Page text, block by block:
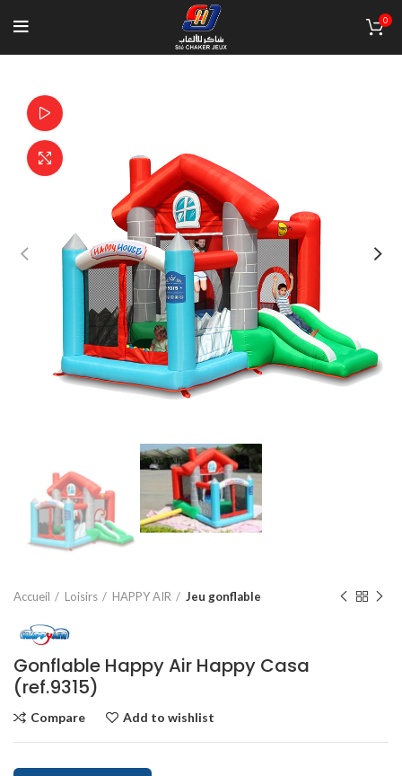
0
Click to enlarge
Accueil Loisirs HAPPY AIR Jeu gonflable
Gonflable Happy Air Happy Casa
(ref.9315)
Compare Add to wishlist